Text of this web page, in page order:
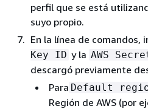
perfil que se está
suyo propio.
En la línea de comandos,
Key ID y la AWS
descargó previamente
Para Default
Región de AWS (por